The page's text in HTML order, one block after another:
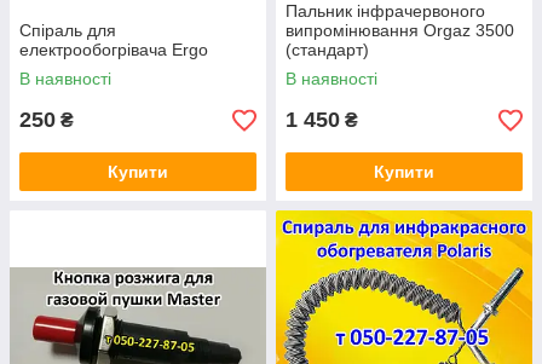
Спіраль для
електрообогрівача Ergo
В наявності
250 ₴
Купити
Пальник інфрачервоного
випромінювання Orgaz 3500
(стандарт)
В наявності
1 450 ₴
Купити